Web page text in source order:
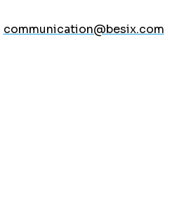
communication@besix.com